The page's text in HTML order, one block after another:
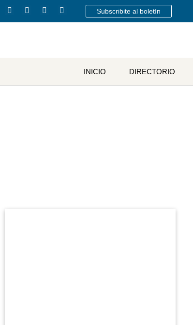
Subscribite al boletín
INICIO DIRECTORIO